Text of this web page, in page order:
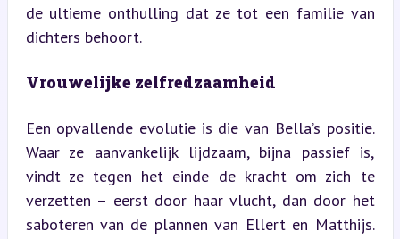
de ultieme onthulling dat ze tot een familie van
dichters behoort.
Vrouwelijke zelfredzaamheid
Een opvallende evolutie is die van Bella’s positie.
Waar ze aanvankelijk lijdzaam, bijna passief is,
vindt ze tegen het einde de kracht om zich te
verzetten – eerst door haar vlucht, dan door het
saboteren van de plannen van Ellert en Matthijs.